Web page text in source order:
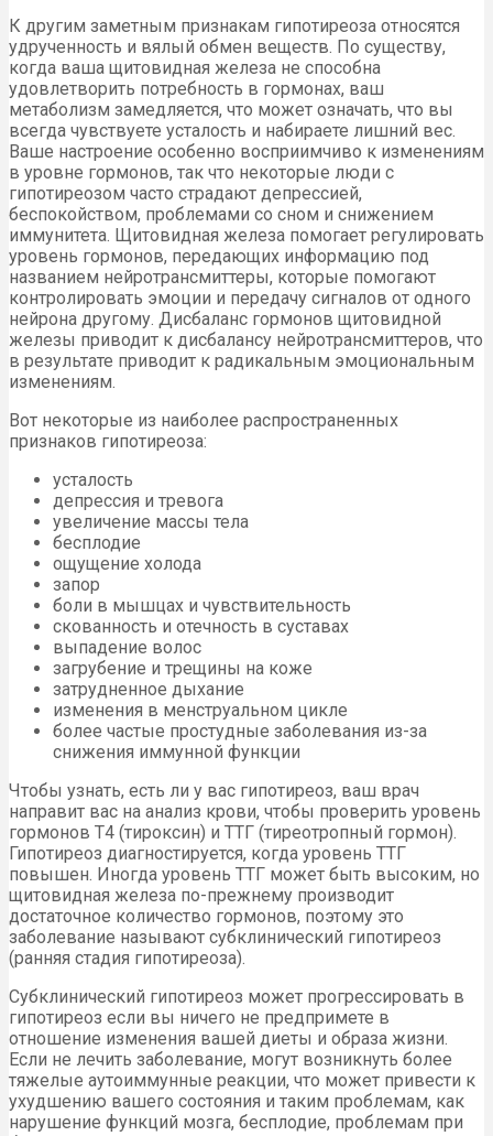
К другим заметным признакам гипотиреоза относятся
удрученность и вялый обмен веществ. По существу,
когда ваша щитовидная железа не способна
удовлетворить потребность в гормонах, ваш
метаболизм замедляется, что может означать, что вы
всегда чувствуете усталость и набираете лишний вес.
Ваше настроение особенно восприимчиво к изменениям
в уровне гормонов, так что некоторые люди с
гипотиреозом часто страдают депрессией,
беспокойством, проблемами со сном и снижением
иммунитета. Щитовидная железа помогает регулировать
уровень гормонов, передающих информацию под
названием нейротрансмиттеры, которые помогают
контролировать эмоции и передачу сигналов от одного
нейрона другому. Дисбаланс гормонов щитовидной
железы приводит к дисбалансу нейротрансмиттеров, что
в результате приводит к радикальным эмоциональным
изменениям.
Вот некоторые из наиболее распространенных
признаков гипотиреоза:
усталость
депрессия и тревога
увеличение массы тела
бесплодие
ощущение холода
запор
боли в мышцах и чувствительность
скованность и отечность в суставах
выпадение волос
загрубение и трещины на коже
затрудненное дыхание
изменения в менструальном цикле
более частые простудные заболевания из-за
снижения иммунной функции
Чтобы узнать, есть ли у вас гипотиреоз, ваш врач
направит вас на анализ крови, чтобы проверить уровень
гормонов Т4 (тироксин) и ТТГ (тиреотропный гормон).
Гипотиреоз диагностируется, когда уровень ТТГ
повышен. Иногда уровень ТТГ может быть высоким, но
щитовидная железа по-прежнему производит
достаточное количество гормонов, поэтому это
заболевание называют субклинический гипотиреоз
(ранняя стадия гипотиреоза).
Субклинический гипотиреоз может прогрессировать в
гипотиреоз если вы ничего не предпримете в
отношение изменения вашей диеты и образа жизни.
Если не лечить заболевание, могут возникнуть более
тяжелые аутоиммунные реакции, что может привести к
ухудшению вашего состояния и таким проблемам, как
нарушение функций мозга, бесплодие, проблемам при